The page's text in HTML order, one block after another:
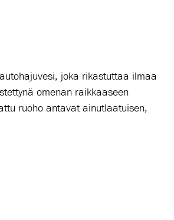
joka rikastuttaa ilmaa
omenan raikkaaseen
ruoho antavat ainutlaatuisen,